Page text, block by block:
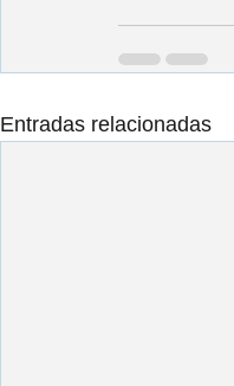
Entradas relacionadas